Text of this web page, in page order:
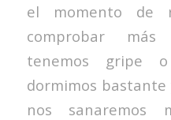
el momento de
comprobar más
tenemos gripe
dormimos
nos sanaremos